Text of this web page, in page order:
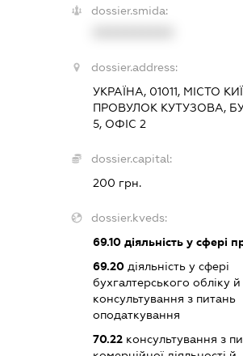
dossier.smida:
dossier.address:
УКРАЇНА, 01011, МІСТО
ПРОВУЛОК КУТУЗОВА,
5, ОФІС 2
dossier.capital:
200 грн.
dossier.kveds:
69.10 діяльність у сфері
69.20 діяльність у сфері
бухгалтерського обліку
консультування з питань
оподаткування
70.22 консультування з